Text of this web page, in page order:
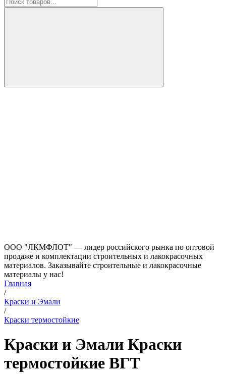
ООО "ЛКМФЛОТ" — лидер российского рынка по оптовой
продаже и комплектации строительных и лакокрасочных
материалов. Заказывайте строительные и лакокрасочные
материалы у нас!
Главная
/
Краски и Эмали
/
Краски термостойкие
Краски и Эмали Краски
термостойкие ВГТ